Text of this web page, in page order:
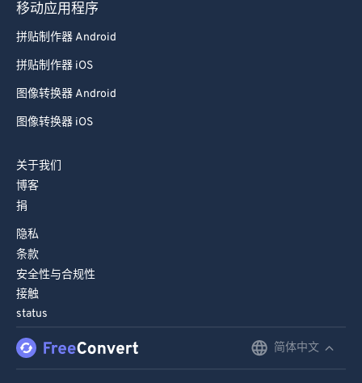
移动应用程序
拼贴制作器 Android
拼贴制作器 iOS
图像转换器 Android
图像转换器 iOS
关于我们
博客
捐
隐私
条款
安全性与合规性
接触
status
简体中文